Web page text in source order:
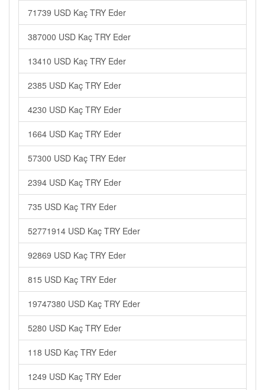
71739 USD Kaç TRY Eder
387000 USD Kaç TRY Eder
13410 USD Kaç TRY Eder
2385 USD Kaç TRY Eder
4230 USD Kaç TRY Eder
1664 USD Kaç TRY Eder
57300 USD Kaç TRY Eder
2394 USD Kaç TRY Eder
735 USD Kaç TRY Eder
52771914 USD Kaç TRY Eder
92869 USD Kaç TRY Eder
815 USD Kaç TRY Eder
19747380 USD Kaç TRY Eder
5280 USD Kaç TRY Eder
118 USD Kaç TRY Eder
1249 USD Kaç TRY Eder